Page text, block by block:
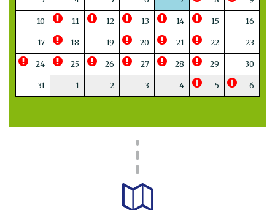
10 11 12 13 14 15 16
17 18 19 20 21 22 23
24 25 26 27 28 29 30
31 1 2 3 4 5 6